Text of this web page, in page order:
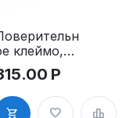
клеймо,
мм.,
с
кольцом,
Р